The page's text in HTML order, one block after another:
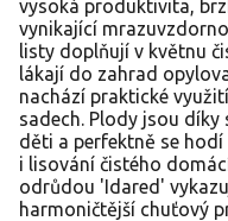
vysoká produktivita,
vynikající
listy doplňují v květnu
lákají do zahrad
nachází praktické
sadech. Plody jsou
děti a perfektně se hodí
i lisování čistého
odrůdou 'Idared'
harmoničtější chuťový